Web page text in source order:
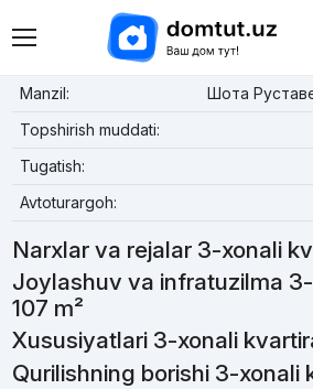
Manzil:
Шота
Topshirish muddati:
Tugatish:
Avtoturargoh:
Narxlar va rejalar 3-xonali
Joylashuv va infratuzilma
107 m²
Xususiyatlari 3-xonali
Qurilishning borishi 3-xonali